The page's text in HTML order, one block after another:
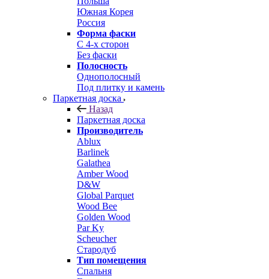
Южная Корея
Россия
Форма фаски
С 4-х сторон
Без фаски
Полосность
Однополосный
Под плитку и камень
Паркетная доска
Назад
Паркетная доска
Производитель
Ablux
Barlinek
Galathea
Amber Wood
D&W
Global Parquet
Wood Bee
Golden Wood
Par Ky
Scheucher
Стародуб
Тип помещения
Спальня